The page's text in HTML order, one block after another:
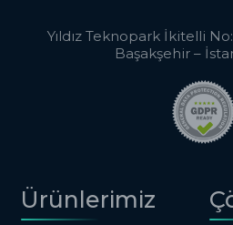
Yıldız Teknopark İkitelli
Başakşehir –
Ürünlerimiz